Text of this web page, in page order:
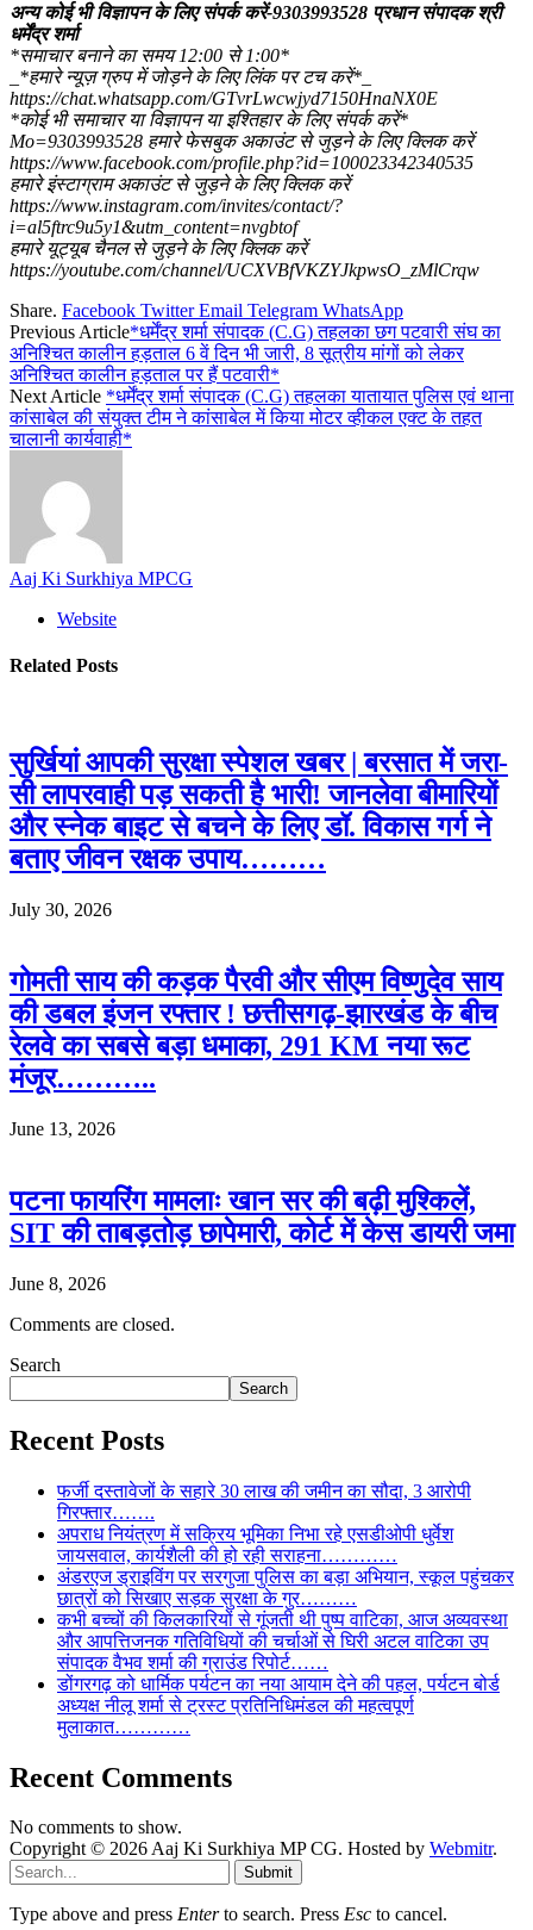
अन्य कोई भी विज्ञापन के लिए संपर्क करें-9303993528 प्रधान संपादक श्री
धर्मेंद्र शर्मा
*समाचार बनाने का समय 12:00 से 1:00*
_*हमारे न्यूज़ ग्रुप में जोड़ने के लिए लिंक पर टच करें*_
https://chat.whatsapp.com/GTvrLwcwjyd7150HnaNX0E
*कोई भी समाचार या विज्ञापन या इश्तिहार के लिए संपर्क करें*
Mo=9303993528 हमारे फेसबुक अकाउंट से जुड़ने के लिए क्लिक करें
https://www.facebook.com/profile.php?id=100023342340535
हमारे इंस्टाग्राम अकाउंट से जुड़ने के लिए क्लिक करें
https://www.instagram.com/invites/contact/?
i=al5ftrc9u5y1&utm_content=nvgbtof
हमारे यूट्यूब चैनल से जुड़ने के लिए क्लिक करें
https://youtube.com/channel/UCXVBfVKZYJkpwsO_zMlCrqw
Share. Facebook Twitter Email Telegram WhatsApp
Previous Article*धर्मेंद्र शर्मा संपादक (C.G) तहलका छग पटवारी संघ का
अनिश्चित कालीन हड़ताल 6 वें दिन भी जारी, 8 सूत्रीय मांगों को लेकर
अनिश्चित कालीन हड़ताल पर हैं पटवारी*
Next Article *धर्मेंद्र शर्मा संपादक (C.G) तहलका यातायात पुलिस एवं थाना
कांसाबेल की संयुक्त टीम ने कांसाबेल में किया मोटर व्हीकल एक्ट के तहत
चालानी कार्यवाही*
Aaj Ki Surkhiya MPCG
Website
Related Posts
सुर्खियां आपकी सुरक्षा स्पेशल खबर | बरसात में जरा-
सी लापरवाही पड़ सकती है भारी! जानलेवा बीमारियों
और स्नेक बाइट से बचने के लिए डॉ. विकास गर्ग ने
बताए जीवन रक्षक उपाय………
July 30, 2026
गोमती साय की कड़क पैरवी और सीएम विष्णुदेव साय
की डबल इंजन रफ्तार ! छत्तीसगढ़-झारखंड के बीच
रेलवे का सबसे बड़ा धमाका, 291 KM नया रूट
मंजूर………..
June 13, 2026
पटना फायरिंग मामलाः खान सर की बढ़ी मुश्किलें,
SIT की ताबड़तोड़ छापेमारी, कोर्ट में केस डायरी जमा
June 8, 2026
Comments are closed.
Search
Search
Recent Posts
फर्जी दस्तावेजों के सहारे 30 लाख की जमीन का सौदा, 3 आरोपी
गिरफ्तार…….
अपराध नियंत्रण में सक्रिय भूमिका निभा रहे एसडीओपी धुर्वेश
जायसवाल, कार्यशैली की हो रही सराहना…………
अंडरएज ड्राइविंग पर सरगुजा पुलिस का बड़ा अभियान, स्कूल पहुंचकर
छात्रों को सिखाए सड़क सुरक्षा के गुर………
कभी बच्चों की किलकारियों से गूंजती थी पुष्प वाटिका, आज अव्यवस्था
और आपत्तिजनक गतिविधियों की चर्चाओं से घिरी अटल वाटिका उप
संपादक वैभव शर्मा की ग्राउंड रिपोर्ट……
डोंगरगढ़ को धार्मिक पर्यटन का नया आयाम देने की पहल, पर्यटन बोर्ड
अध्यक्ष नीलू शर्मा से ट्रस्ट प्रतिनिधिमंडल की महत्वपूर्ण
मुलाकात…………
Recent Comments
No comments to show.
Copyright © 2026 Aaj Ki Surkhiya MP CG. Hosted by Webmitr.
Submit
Type above and press Enterto search. Press Esc to cancel.